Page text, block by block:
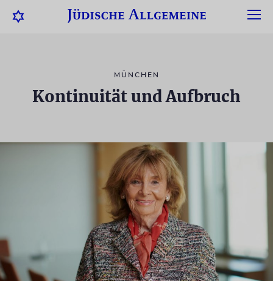
MÜNCHEN
Kontinuität und Aufbruch